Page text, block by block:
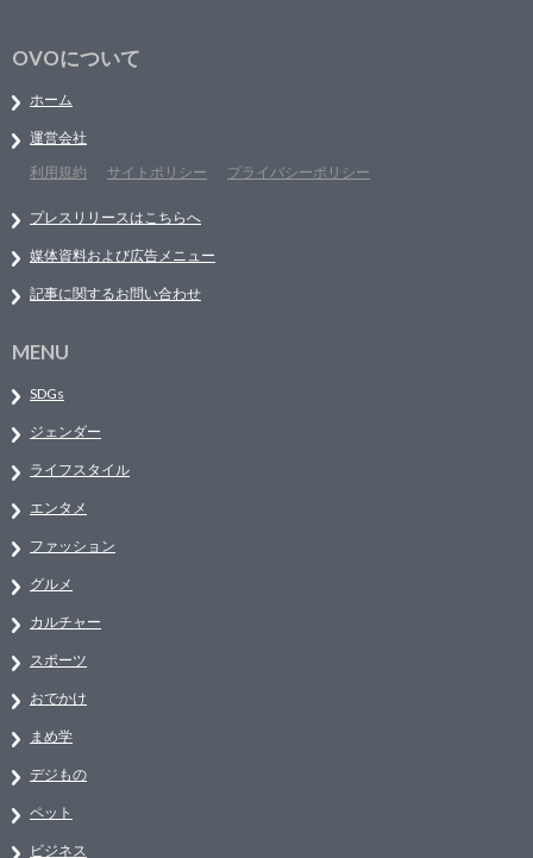
OVOについて
ホーム
運営会社
利用規約
サイトポリシー プライバシーポリシー
プレスリリースはこちらへ
媒体資料および広告メニュー
記事に関するお問い合わせ
MENU
SDGs
ジェンダー
ライフスタイル
エンタメ
ファッション
グルメ
カルチャー
スポーツ
おでかけ
まめ学
デジもの
ペット
ビジネス